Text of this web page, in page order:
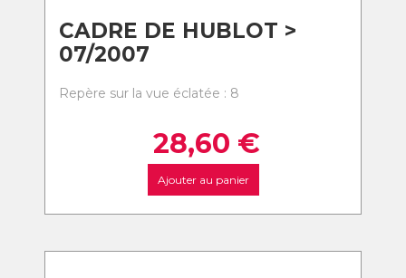
CADRE DE HUBLOT >
07/2007
Repère sur la vue éclatée : 8
28,60 €
Ajouter au panier